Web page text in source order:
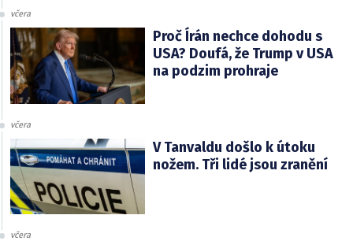
včera
Proč Írán nechce dohodu s
USA? Doufá, že Trump v USA
na podzim prohraje
včera
V Tanvaldu došlo k útoku
nožem. Tři lidé jsou zranění
včera